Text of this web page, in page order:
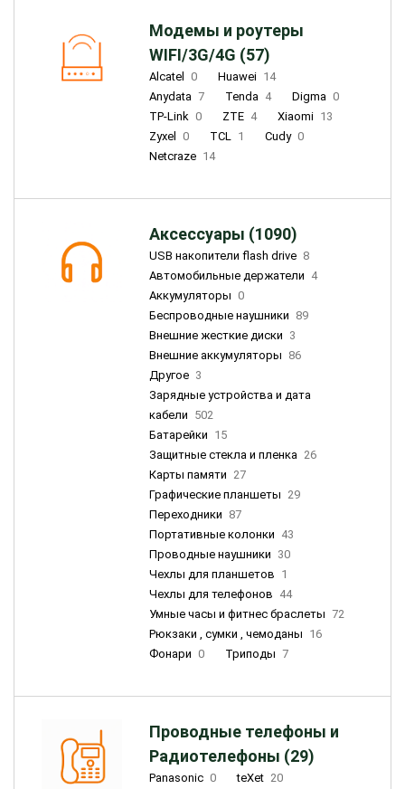
Модемы и роутеры
WIFI/3G/4G (57)
Alcatel 0 Huawei 14
Anydata 7 Tenda 4 Digma 0
TP-Link 0 ZTE 4 Xiaomi 13
Zyxel
0 TCL 1 Cudy 0
Netcraze 14
Аксессуары (1090)
USB накопители flash drive 8
Автомобильные держатели 4
Аккумуляторы 0
Беспроводные наушники 89
Внешние жесткие диски 3
Внешние аккумуляторы 86
Другое 3
Зарядные устройства и дата
кабели 502
Батарейки 15
Защитные стекла и пленка 26
Карты памяти 27
Графические планшеты 29
Переходники 87
Портативные колонки 43
Проводные наушники 30
Чехлы для планшетов 1
Чехлы для телефонов 44
Умные часы и фитнес браслеты 72
Рюкзаки , сумки , чемоданы 16
Фонари 0 Триподы 7
Проводные телефоны и
Радиотелефоны (29)
Panasonic 0 teXet 20